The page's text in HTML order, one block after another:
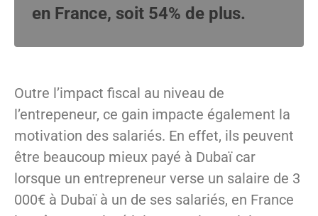
en France, soit 54% de plus.
Outre l’impact fiscal au niveau de
l’entrepeneur, ce gain impacte également la
motivation des salariés. En effet, ils peuvent
être beaucoup mieux payé à Dubaï car
lorsque un entrepreneur verse un salaire de 3
000€ à Dubaï à un de ses salariés, en France